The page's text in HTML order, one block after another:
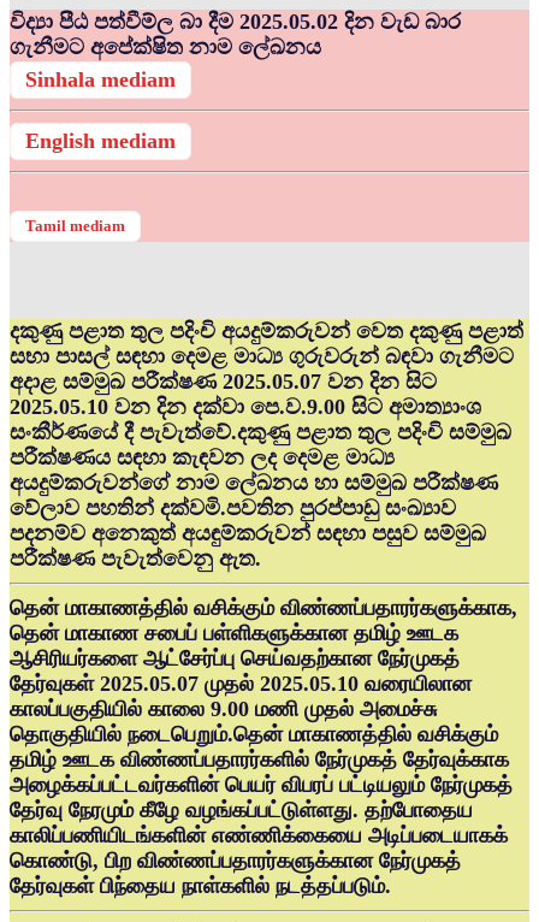
විද්‍යා පීඨ පත්වීම්ල බා දීම 2025.05.02 දින වැඩ බාර
ගැනීමට අපේක්ෂිත නාම ලේඛනය
Sinhala mediam
English mediam
Tamil mediam
දකුණු පළාත තුල පදිංචි අයදුම්කරුවන් වෙත දකුණු පළාත්
සභා පාසල් සඳහා දෙමළ මාධ්‍ය ගුරුවරුන් බඳවා ගැනීමට
අදාළ සම්මුඛ පරීක්ෂණ 2025.05.07 වන දින සිට
2025.05.10 වන දින දක්වා පෙ.ව.9.00 සිට අමාත්‍යාංශ
සංකීර්ණයේ දී පැවැත්වේ.දකුණු පළාත තුල පදිංචි සම්මුඛ
පරීක්ෂණය සඳහා කැඳවන ලද දෙමළ මාධ්‍ය
අයදුම්කරුවන්ගේ නාම ලේඛනය හා සම්මුඛ පරීක්ෂණ
වේලාව පහතින් දක්වමි.පවතින පුරප්පාඩු සංඛ්‍යාව
පදනම්ව අනෙකුත් අයඳුම්කරුවන් සඳහා පසුව සම්මුඛ
පරීක්ෂණ පැවැත්වෙනු ඇත.
தென் மாகாணத்தில் வசிக்கும் விண்ணப்பதாரர்களுக்காக,
தென் மாகாண சபைப் பள்ளிகளுக்கான தமிழ் ஊடக
ஆசிரியர்களை ஆட்சேர்ப்பு செய்வதற்கான நேர்முகத்
தேர்வுகள் 2025.05.07 முதல் 2025.05.10 வரையிலான
காலப்பகுதியில் காலை 9.00 மணி முதல் அமைச்சு
தொகுதியில் நடைபெறும்.தென் மாகாணத்தில் வசிக்கும்
தமிழ் ஊடக விண்ணப்பதாரர்களில் நேர்முகத் தேர்வுக்காக
அழைக்கப்பட்டவர்களின் பெயர் விபரப் பட்டியலும் நேர்முகத்
தேர்வு நேரமும் கீழே வழங்கப்பட்டுள்ளது. தற்போதைய
காலிப்பணியிடங்களின் எண்ணிக்கையை அடிப்படையாகக்
கொண்டு, பிற விண்ணப்பதாரர்களுக்கான நேர்முகத்
தேர்வுகள் பிந்தைய நாள்களில் நடத்தப்படும்.